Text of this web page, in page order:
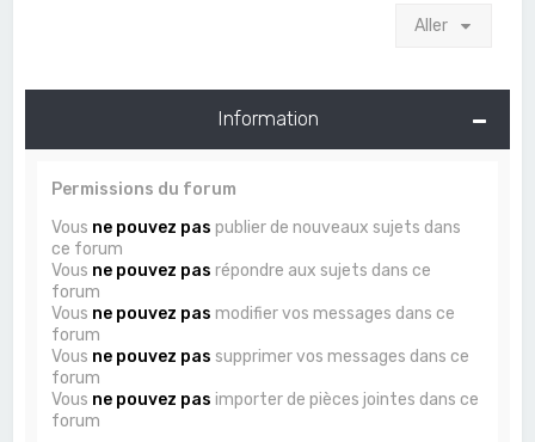
Aller
Information
Permissions du forum
Vous ne pouvez pas publier de nouveaux sujets dans
ce forum
Vous ne pouvez pas répondre aux sujets dans ce
forum
Vous ne pouvez pas modifier vos messages dans ce
forum
Vous ne pouvez pas supprimer vos messages dans ce
forum
Vous ne pouvez pas importer de pièces jointes dans ce
forum